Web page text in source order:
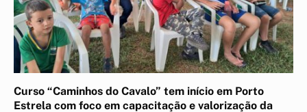
Curso “Caminhos do Cavalo” tem início em Porto
Estrela com foco em capacitação e valorização da